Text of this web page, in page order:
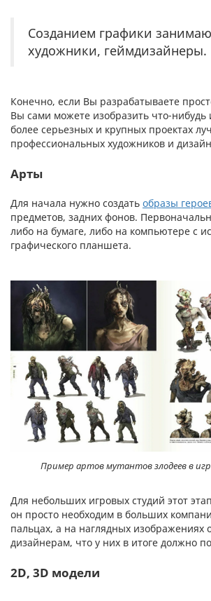
Созданием графики
художники, геймдизайнеры.
Конечно, если Вы разрабатываете
Вы сами можете изобразить что-нибудь
более серьезных и крупных проектах
профессиональных художников и
Арты
Для начала нужно создать образы
предметов, задних фонов.
либо на бумаге, либо на компьютере с
графического планшета.
Пример артов мутантов злодеев в
Для небольших игровых студий этот
он просто необходим в больших
пальцах, а на наглядных изображениях
дизайнерам, что у них в итоге должно
2D, 3D модели